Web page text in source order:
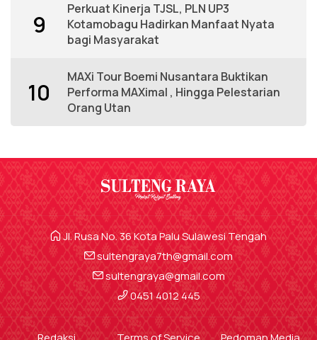
9
Perkuat Kinerja TJSL, PLN UP3
Kotamobagu Hadirkan Manfaat Nyata
bagi Masyarakat
10
MAXi Tour Boemi Nusantara Buktikan
Performa MAXimal , Hingga Pelestarian
Orang Utan
Jl. Rusa No. 36 Kota Palu Sulawesi Tengah
sultengraya7th@gmail.com
sultengraya@gmail.com
0451 4012 445